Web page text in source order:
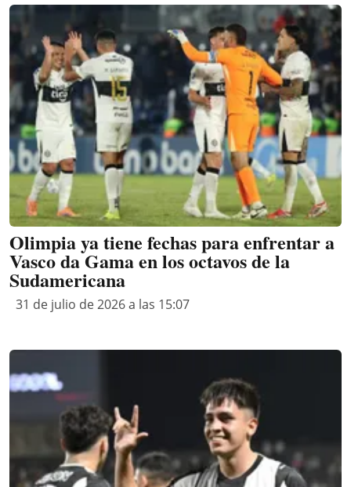
Olimpia ya tiene fechas para enfrentar a
Vasco da Gama en los octavos de la
Sudamericana
31 de julio de 2026 a las 15:07